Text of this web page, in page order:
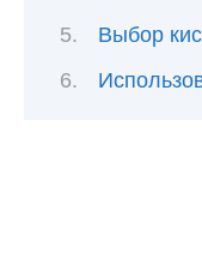
Выбор